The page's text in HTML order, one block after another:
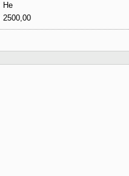
Не
2500,00